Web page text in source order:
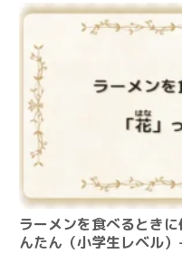
ラーメンを食べるとき
んたん（小学生レベル